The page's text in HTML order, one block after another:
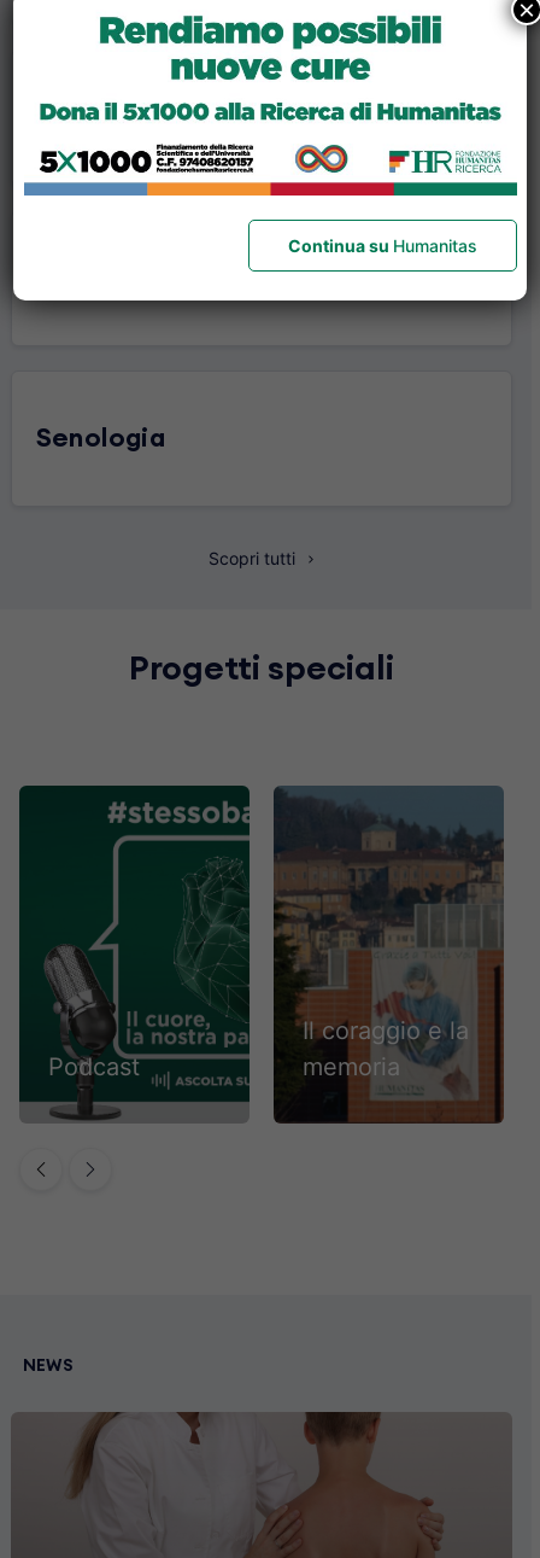
Odontoiatria
Ortopedia e Traumatologia
Senologia
Scopri tutti
Progetti speciali
Podcast
Il coraggio e la
memoria
NEWS
Continua su Humanitas
×